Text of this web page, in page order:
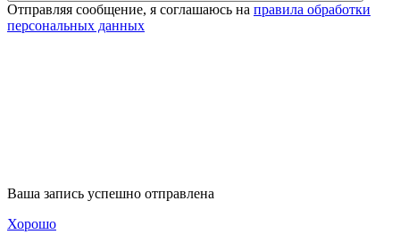
Отправляя сообщение, я соглашаюсь на правила обработки
персональных данных
Ваша запись успешно отправлена
Хорошо